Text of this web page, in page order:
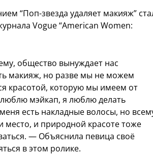
“Поп-звезда удаляет макияж”
Vogue “American Women:
общество вынуждает нас
макияж, но разве мы не можем
красотой, которую мы имеем от
мэйкап, я люблю делать
есть накладные волосы, но
место, и природной красоте тоже
— Объяснила певица своё
в этом ролике.